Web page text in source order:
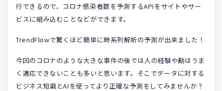
行できるので、コロナ感染者数を予測するAPIをサイトやサー
ビスに組み込むことなどができます。
TrendFlowで驚くほど簡単に時系列解析の予測が出来ました！
今回のコロナのような大きな事件の後では人の経験や勘はうま
く適応できないことも多いと思います。そこでデータに対する
ビジネス知識とAIを使ってより正確な予測をしてみませんか？